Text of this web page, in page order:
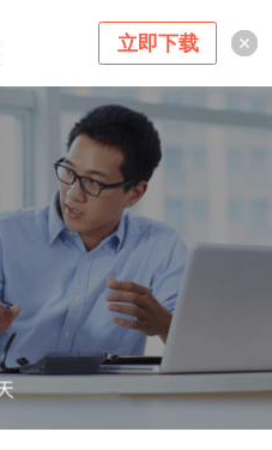
立即下载